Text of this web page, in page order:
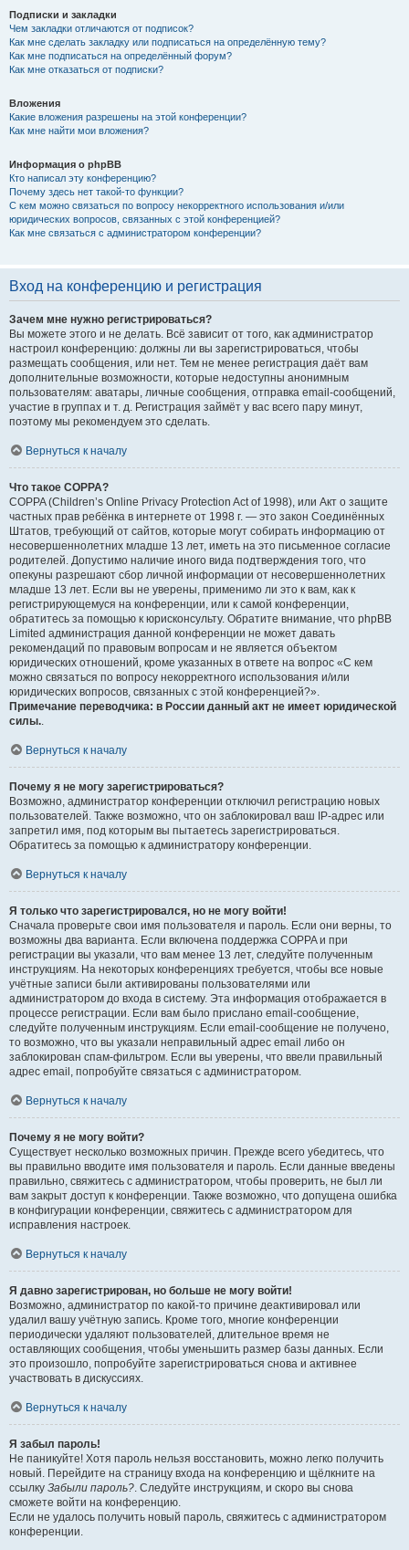
Подписки и закладки
Чем закладки отличаются от подписок?
Как мне сделать закладку или подписаться на определённую тему?
Как мне подписаться на определённый форум?
Как мне отказаться от подписки?
Вложения
Какие вложения разрешены на этой конференции?
Как мне найти мои вложения?
Информация о phpBB
Кто написал эту конференцию?
Почему здесь нет такой-то функции?
С кем можно связаться по вопросу некорректного использования и/или
юридических вопросов, связанных с этой конференцией?
Как мне связаться с администратором конференции?
Вход на конференцию и регистрация
Зачем мне нужно регистрироваться?
Вы можете этого и не делать. Всё зависит от того, как администратор
настроил конференцию: должны ли вы зарегистрироваться, чтобы
размещать сообщения, или нет. Тем не менее регистрация даёт вам
дополнительные возможности, которые недоступны анонимным
пользователям: аватары, личные сообщения, отправка email-сообщений,
участие в группах и т. д. Регистрация займёт у вас всего пару минут,
поэтому мы рекомендуем это сделать.
Вернуться к началу
Что такое COPPA?
COPPA (Children’s Online Privacy Protection Act of 1998), или Акт о защите
частных прав ребёнка в интернете от 1998 г. — это закон Соединённых
Штатов, требующий от сайтов, которые могут собирать информацию от
несовершеннолетних младше 13 лет, иметь на это письменное согласие
родителей. Допустимо наличие иного вида подтверждения того, что
опекуны разрешают сбор личной информации от несовершеннолетних
младше 13 лет. Если вы не уверены, применимо ли это к вам, как к
регистрирующемуся на конференции, или к самой конференции,
обратитесь за помощью к юрисконсульту. Обратите внимание, что phpBB
Limited администрация данной конференции не может давать
рекомендаций по правовым вопросам и не является объектом
юридических отношений, кроме указанных в ответе на вопрос «С кем
можно связаться по вопросу некорректного использования и/или
юридических вопросов, связанных с этой конференцией?».
Примечание переводчика: в России данный акт не имеет юридической
силы..
Вернуться к началу
Почему я не могу зарегистрироваться?
Возможно, администратор конференции отключил регистрацию новых
пользователей. Также возможно, что он заблокировал ваш IP-адрес или
запретил имя, под которым вы пытаетесь зарегистрироваться.
Обратитесь за помощью к администратору конференции.
Вернуться к началу
Я только что зарегистрировался, но не могу войти!
Сначала проверьте свои имя пользователя и пароль. Если они верны, то
возможны два варианта. Если включена поддержка COPPA и при
регистрации вы указали, что вам менее 13 лет, следуйте полученным
инструкциям. На некоторых конференциях требуется, чтобы все новые
учётные записи были активированы пользователями или
администратором до входа в систему. Эта информация отображается в
процессе регистрации. Если вам было прислано email-сообщение,
следуйте полученным инструкциям. Если email-сообщение не получено,
то возможно, что вы указали неправильный адрес email либо он
заблокирован спам-фильтром. Если вы уверены, что ввели правильный
адрес email, попробуйте связаться с администратором.
Вернуться к началу
Почему я не могу войти?
Существует несколько возможных причин. Прежде всего убедитесь, что
вы правильно вводите имя пользователя и пароль. Если данные введены
правильно, свяжитесь с администратором, чтобы проверить, не был ли
вам закрыт доступ к конференции. Также возможно, что допущена ошибка
в конфигурации конференции, свяжитесь с администратором для
исправления настроек.
Вернуться к началу
Я давно зарегистрирован, но больше не могу войти!
Возможно, администратор по какой-то причине деактивировал или
удалил вашу учётную запись. Кроме того, многие конференции
периодически удаляют пользователей, длительное время не
оставляющих сообщения, чтобы уменьшить размер базы данных. Если
это произошло, попробуйте зарегистрироваться снова и активнее
участвовать в дискуссиях.
Вернуться к началу
Я забыл пароль!
Не паникуйте! Хотя пароль нельзя восстановить, можно легко получить
новый. Перейдите на страницу входа на конференцию и щёлкните на
ссылку Забыли пароль?. Следуйте инструкциям, и скоро вы снова
сможете войти на конференцию.
Если не удалось получить новый пароль, свяжитесь с администратором
конференции.